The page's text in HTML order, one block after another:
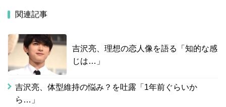
関連記事
吉沢亮、理想の恋人像を語る「知的な感
じは…」
吉沢亮、体型維持の悩み？を吐露「1年前ぐらいか
ら…」